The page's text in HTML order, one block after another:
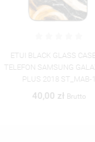
ETUI BLACK GLASS
TELEFON SAMSUNG
PLUS 2018
40,00 zł Brutto